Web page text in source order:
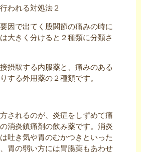
われる対処法２
因で出てく股関節の痛みの時に
大きく分けると２種類に分類さ
摂取する内服薬と、痛みのある
する外用薬の２種類です。
されるのが、炎症をしずめて痛
消炎鎮痛剤の飲み薬です。消炎
吐き気や胃のむかつきといった
胃の弱い方には胃腸薬もあわせ